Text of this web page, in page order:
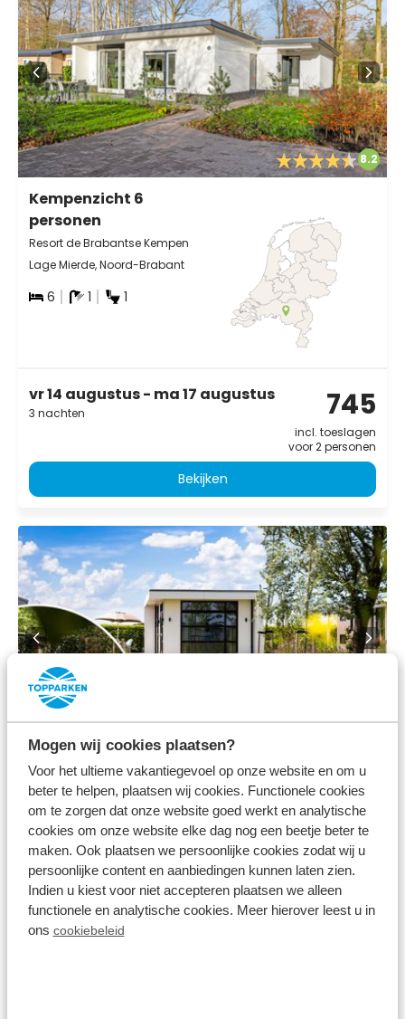
Mogen wij cookies plaatsen?
Voor het ultieme vakantiegevoel op onze website en om u
beter te helpen, plaatsen wij cookies. Functionele cookies
om te zorgen dat onze website goed werkt en analytische
cookies om onze website elke dag nog een beetje beter te
maken. Ook plaatsen we persoonlijke cookies zodat wij u
persoonlijke content en aanbiedingen kunnen laten zien.
Indien u kiest voor niet accepteren plaatsen we alleen
functionele en analytische cookies. Meer hierover leest u in
ons cookiebeleid
8.2
Kempenzicht 6
personen
Resort de Brabantse Kempen
Lage Mierde, Noord-Brabant
6 1 1
vr 14 augustus - ma 17 augustus
3 nachten 745
incl. toeslagen
voor 2 personen
Bekijken
8.0
Module Special 4
personen Wellness
(Spa)
Résidence de Leuvert
Cromvoirt, Noord-Brabant
4 1 1